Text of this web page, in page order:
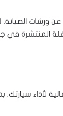
ورشات الصيانة.
المنتشرة في
لأداء سيارتك.